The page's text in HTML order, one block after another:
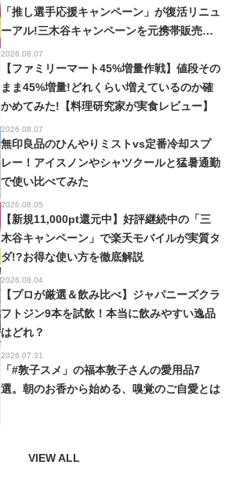
「推し選手応援キャンペーン」が復活リニュ
ーアル!三木谷キャンペーンを元携帯販売員
が徹底解説!【楽天イーグルス・ヴィッセル
神戸】
2026.08.07
【ファミリーマート45%増量作戦】値段その
まま45%増量!どれくらい増えているのか確
かめてみた!【料理研究家が実食レビュー】
2026.08.07
無印良品のひんやりミストvs定番冷却スプ
レー！アイスノンやシャツクールと猛暑通勤
で使い比べてみた
2026.08.05
【新規11,000pt還元中】好評継続中の「三
木谷キャンペーン」で楽天モバイルが実質タ
ダ!?お得な使い方を徹底解説
2026.08.04
【プロが厳選＆飲み比べ】ジャパニーズクラ
フトジン9本を試飲！本当に飲みやすい逸品
はどれ？
2026.07.31
「#敦子スメ」の福本敦子さんの愛用品7
選。朝のお香から始める、嗅覚のご自愛とは
VIEW ALL